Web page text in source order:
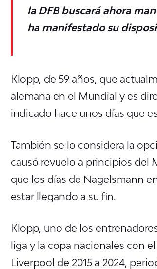
la DFB buscará ahora
ha manifestado su
Klopp, de 59 años, que
alemana en el Mundial y es
indicado hace unos días que
También se lo considera la
causó revuelo a principios
que los días de Nagelsmann
estar llegando a su fin.
Klopp, uno de los
liga y la copa nacionales con
Liverpool de 2015 a 2024,